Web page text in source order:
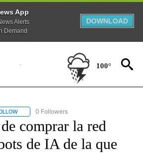
App
Alerts
Demand
DOWNLOAD
100°
FOLLOW "CNN - SPANISH" TO RECEIVE
0 Followers
comprar la red
de IA de la que